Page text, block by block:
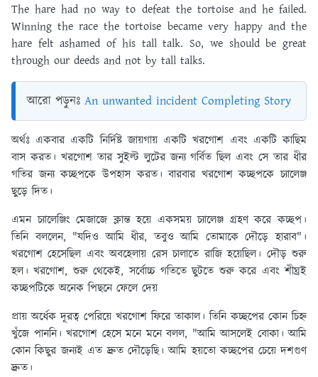
The hare had no way to defeat the tortoise and he failed.
Winning the race the tortoise became very happy and the
hare felt ashamed of his tall talk. So, we should be great
through our deeds and not by tall talks.
আরো পড়ুনঃ An unwanted incident Completing Story
অর্থঃএকবার একটি নির্দিষ্ট জায়গায় একটি খরগোশ এবং একটি কাছিম
বাস করত। খরগোশ তার সুইল্ট লুটের জন্য গর্বিত ছিল এবং সে তার ধীর
গতির জন্য কচ্ছপকে উপহাস করত। বারবার খরগোশ কচ্ছপকে চ্যালেঞ্জ
ছুড়ে দিত।
এমন চ্যালেঞ্জিং মেজাজে ক্লান্ত হয়ে একসময় চ্যালেঞ্জ গ্রহণ করে কচ্ছপ।
তিনি বললেন, "যদিও আমি ধীর, তবুও আমি তোমাকে দৌড়ে হারাব"।
খরগোশ হেসেছিল এবং অবহেলায় রেস চালাতে রাজি হয়েছিল। দৌড় শুরু
হল। খরগোশ, শুরু থেকেই, সর্বোচ্চ গতিতে ছুটতে শুরু করে এবং শীঘ্রই
কচ্ছপটিকে অনেক পিছনে ফেলে দেয়
প্রায় অর্ধেক দূরত্ব পেরিয়ে খরগোশ ফিরে তাকাল। তিনি কচ্ছপের কোন চিহ্ন
খুঁজে পাননি। খরগোশ হেসে মনে মনে বলল, "আমি আসলেই বোকা। আমি
কোন কিছুর জন্যই এত দ্রুত দৌড়েছি। আমি হয়তো কচ্ছপের চেয়ে দশগুণ
দ্রুত।